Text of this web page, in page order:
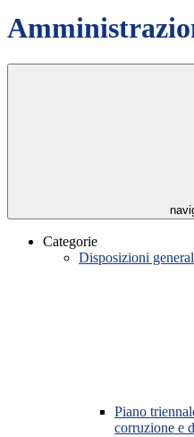
Categorie
Disposizioni
Piano
corruzione e